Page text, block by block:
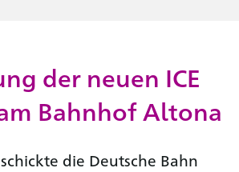
der neuen ICE
Bahnhof Altona
die Deutsche Bahn